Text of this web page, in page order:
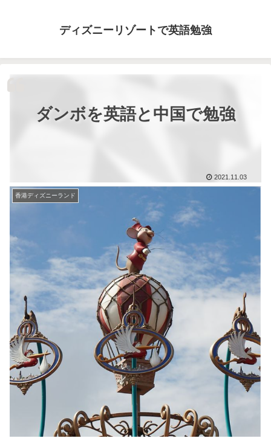
ディズニーリゾートで英語勉強
ダンボを英語と中国で勉強
香港ディズニーランド
2021.11.03